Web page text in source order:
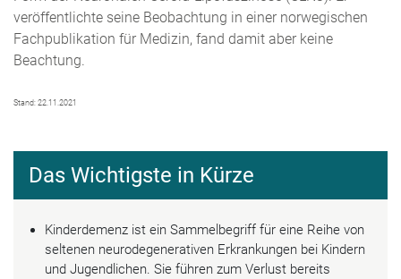
veröffentlichte seine Beobachtung in einer norwegischen
Fachpublikation für Medizin, fand damit aber keine
Beachtung.
Stand: 22.11.2021
Das Wichtigste in Kürze
Kinderdemenz ist ein Sammelbegriff für eine Reihe von
seltenen neurodegenerativen Erkrankungen bei Kindern
und Jugendlichen. Sie führen zum Verlust bereits